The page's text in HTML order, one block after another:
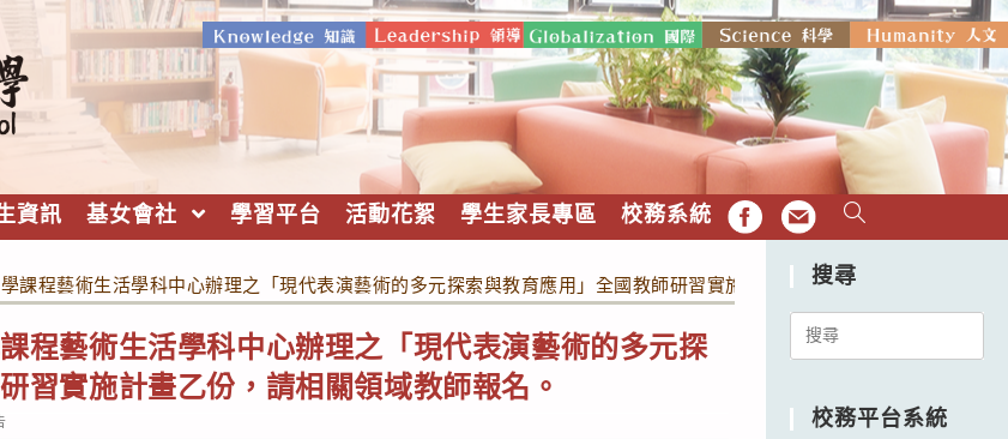
資訊 基女會社 學習平台 活動花絮 學生家長專區 校務系統 FB EMAIL
課程藝術生活學科中心辦理之「現代表演藝術的多元探索與教育應用」全國教師研習實施計畫乙份，請相關領域教師報名
程藝術生活學科中心辦理之「現代表演藝術的多元探
習實施計畫乙份，請相關領域教師報名。
搜尋
Search
校務平台系統